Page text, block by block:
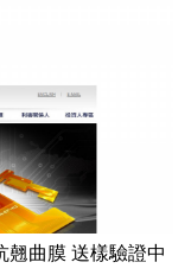
曲膜 送樣驗證中